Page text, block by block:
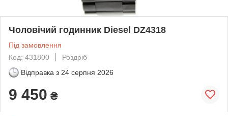
Чоловічий годинник Diesel DZ4318
Під замовлення
Код: 431800
Роздріб
Відправка з 24 серпня 2026
9 450 ₴